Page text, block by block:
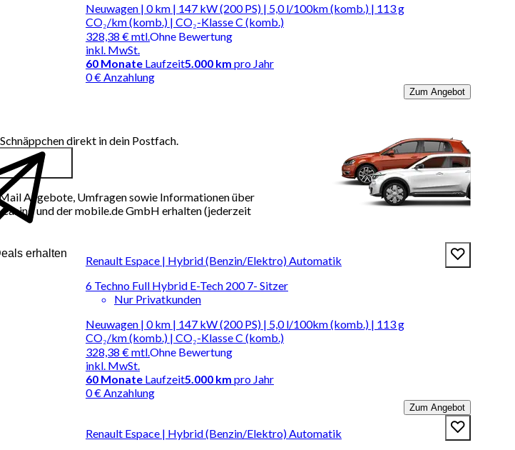
Neuwagen | 0 km | 147 kW (200 PS) | 5,0 l/100km (komb.) | 113 g
CO₂/km (komb.) | CO₂-Klasse C (komb.)
328,38 €mtl.
inkl. MwSt.
Ohne Bewertung
60 Monate Laufzeit5.000 km pro Jahr
0 € Anzahlung
Zum Angebot
direkt in dein Postfach.
erhalten
Angebote, Umfragen sowie Informationen über
und der mobile.de GmbH erhalten (jederzeit
Renault Espace | Hybrid (Benzin/Elektro) Automatik
6 Techno Full Hybrid E-Tech 200 7- Sitzer
Nur Privatkunden
Neuwagen | 0 km | 147 kW (200 PS) | 5,0 l/100km (komb.) | 113 g
CO₂/km (komb.) | CO₂-Klasse C (komb.)
328,38 €mtl.
inkl. MwSt.
Ohne Bewertung
60 Monate Laufzeit5.000 km pro Jahr
0 € Anzahlung
Zum Angebot
Renault Espace | Hybrid (Benzin/Elektro) Automatik